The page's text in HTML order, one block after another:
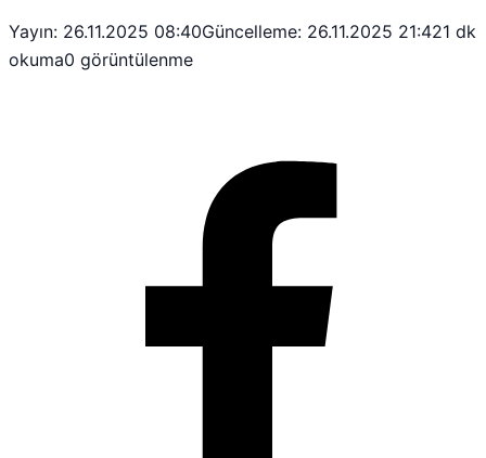
Yayın: 26.11.2025 08:40Güncelleme: 26.11.2025 21:421 dk
okuma0 görüntülenme